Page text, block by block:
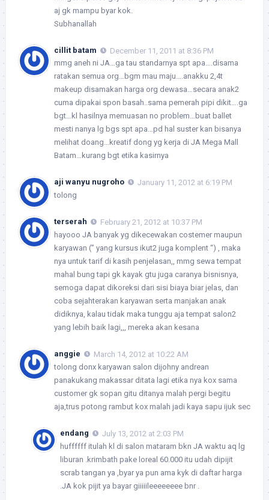
aj gk mampu byar kok.
Subhanallah
cillit batam
December 11, 2011 at 8:36 PM
mmg aneh ni JA…ga tau standarnya spt apa….disama
ratakan semua org…bgm mau maju….anakku 2,4t
makeup disamakan harga org dewasa…secara anak2
cuma dipakai spon basah..sama pemerah pipi dikit….ga
bgt…kl hasilnya memuasan no problem…buat ballet
mesti nanya lg bgs spt apa…pd hal suster kan bisanya
melihat doang…kreatif dong yg kerja di JA Mega Mall
Batam…kurang bgt etika kasirnya
aji wanyu nugroho
January 11, 2012 at 6:19 PM
tolong
terserah
February 21, 2012 at 10:37 PM
hayooo JA banyak yg dikecewakan costemer maupun
karyawan (” yang kursus ikut2 juga komplent “) , maka
nya untuk tarif di kasih penjelasan,, mmg sewa tempat
mahal bung tapi gk kayak gtu juga caranya bisnisnya,
semoga dapat dikoreksi dari sisi biaya biar jelas, dan
coba sejahterakan karyawan serta manjakan anak
didiknya, kalau tidak maka tunggu aja tempat salon2
yang lebih baik lagi,,, mereka akan kesana
anggie
March 14, 2012 at 10:22 AM
tolong donx karyawan salon dijohny andrean
panakukang makassar ditata lagi etika nya kox sama
customer gk sopan gitu ditanya malah pergi begitu
aja,trus potong rambut kox malah jadi kaya sapu ijuk sec
endang
July 13, 2012 at 2:03 PM
huffffff itulah kl di salon mataram bkn JA waktu aq lg
liburan .krimbath pake loreal 60.000 itu udah dipijit
scrab tangan ya ,byar ya pun ama kyk di daftar harga
.JA kok pijit ya bayar giiiiileeeeeeee bnr .